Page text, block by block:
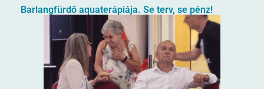
Barlangfürdő aquaterápiája. Se terv, se pénz!